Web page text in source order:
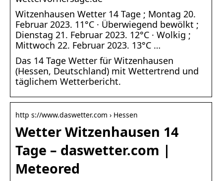
Witzenhausen Wetter 14 Tage ; Montag 20.
Februar 2023. 11°C · Überwiegend bewölkt ;
Dienstag 21. Februar 2023. 12°C · Wolkig ;
Mittwoch 22. Februar 2023. 13°C …
Das 14 Tage Wetter für Witzenhausen
(Hessen, Deutschland) mit Wettertrend und
täglichem Wetterbericht.
http s://www.daswetter.com › Hessen
Wetter Witzenhausen 14
Tage – daswetter.com |
Meteored